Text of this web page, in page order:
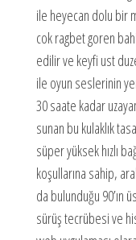
ile heyecan dolu bir
cok ragbet goren
edilir ve keyfi ust
ile oyun seslerinin
30 saate kadar
sunan bu kulaklık
süper yüksek hızlı
koşullarına sahip,
da bulunduğu 90’ın
sürüş tecrübesi ve